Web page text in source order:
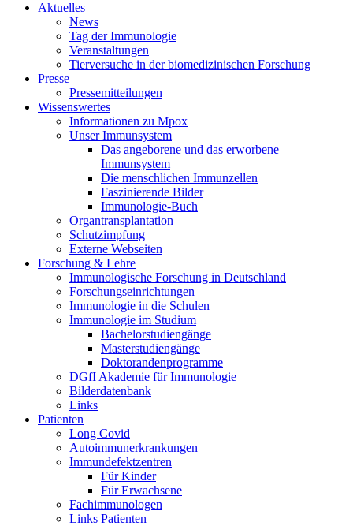
Aktuelles
News
Tag der Immunologie
Veranstaltungen
Tierversuche in der biomedizinischen Forschung
Presse
Pressemitteilungen
Wissenswertes
Informationen zu Mpox
Unser Immunsystem
Das angeborene und das erworbene
Immunsystem
Die menschlichen Immunzellen
Faszinierende Bilder
Immunologie-Buch
Organtransplantation
Schutzimpfung
Externe Webseiten
Forschung & Lehre
Immunologische Forschung in Deutschland
Forschungseinrichtungen
Immunologie in die Schulen
Immunologie im Studium
Bachelorstudiengänge
Masterstudiengänge
Doktorandenprogramme
DGfI Akademie für Immunologie
Bilderdatenbank
Links
Patienten
Long Covid
Autoimmunerkrankungen
Immundefektzentren
Für Kinder
Für Erwachsene
Fachimmunologen
Links Patienten